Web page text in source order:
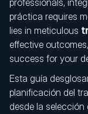
professionals,
práctica requires
lies in meticulous
effective
success for your
Esta guía
planificación del
desde la